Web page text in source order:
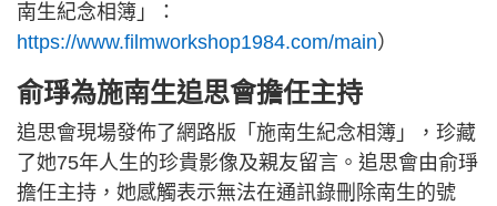
南生紀念相簿」：
https://www.filmworkshop1984.com/main）
俞琤為施南生追思會擔任主持
追思會現場發佈了網路版「施南生紀念相簿」，珍藏
了她75年人生的珍貴影像及親友留言。追思會由俞琤
擔任主持，她感觸表示無法在通訊錄刪除南生的號